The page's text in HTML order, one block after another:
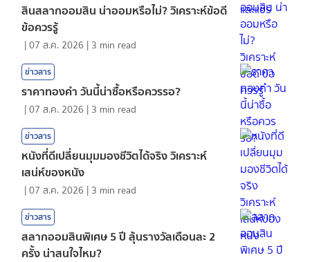
สินสลากออมสิน น่าออมหรือไม่? วิเคราะห์ข้อดี
ข้อควรรู้
|07 ส.ค. 2026 | 3 min read
ข่าวสาร
ราคาทองคํา วันนี้น่าซื้อหรือควรรอ?
|07 ส.ค. 2026 | 3 min read
ข่าวสาร
หนังที่ดีเปลี่ยนมุมมองชีวิตได้จริง วิเคราะห์
เสน่ห์ของหนัง
|07 ส.ค. 2026 | 3 min read
ข่าวสาร
สลากออมสินพิเศษ 5 ปี ลุ้นรางวัลเดือนละ 2
ครั้ง น่าสนใจไหม?